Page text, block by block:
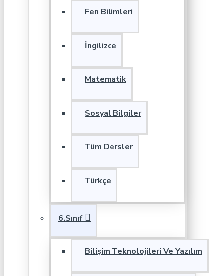
Fen Bilimleri
İngilizce
Matematik
Sosyal Bilgiler
Tüm Dersler
Türkçe
6.Sınıf
Bilişim Teknolojileri Ve Yazılım